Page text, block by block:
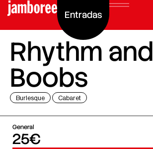
Entradas
Rhythm and
Boobs
Burlesque Cabaret
General
25€